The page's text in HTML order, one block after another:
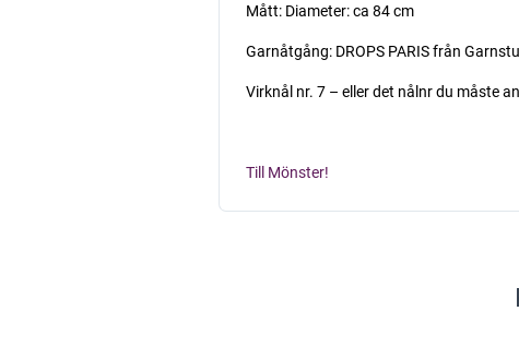
Mått: Diameter: ca 84 cm
Garnåtgång: DROPS PARIS från
Virknål nr. 7 – eller det nålnr du måste
Till Mönster!